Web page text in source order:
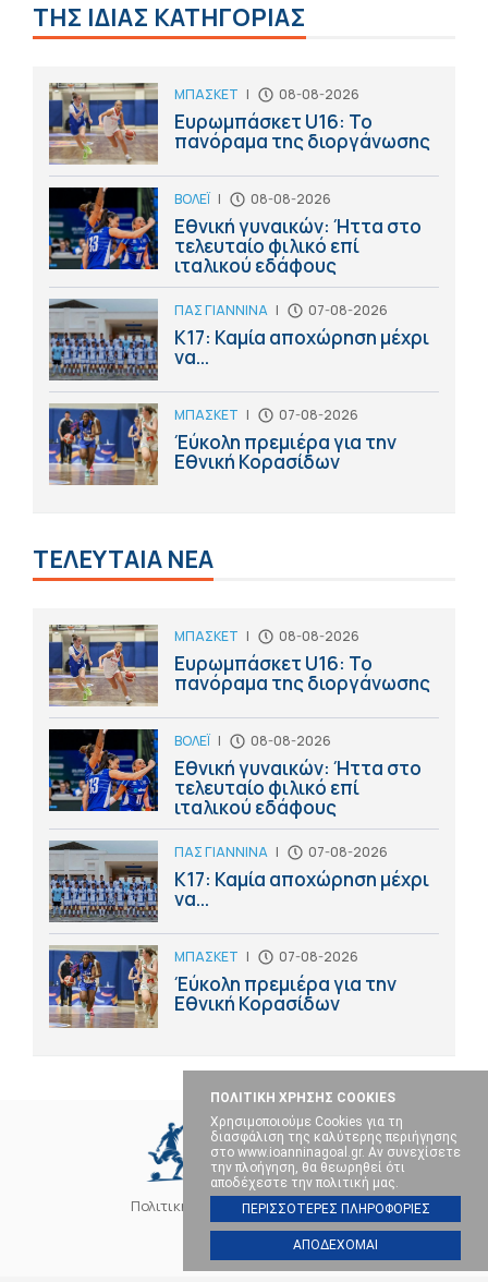
ΠΟΛΙΤΙΚΗ ΧΡΗΣΗΣ COOKIES
Χρησιμοποιούμε Cookies για τη
διασφάλιση της καλύτερης περιήγησης
στο www.ioanninagoal.gr. Αν συνεχίσετε
την πλοήγηση, θα θεωρηθεί ότι
αποδέχεστε την πολιτική μας.
ΠΕΡΙΣΣΟΤΕΡΕΣ ΠΛΗΡΟΦΟΡΙΕΣ
ΑΠΟΔΕΧΟΜΑΙ
ΤΗΣ ΙΔΙΑΣ ΚΑΤΗΓΟΡΙΑΣ
ΜΠΑΣΚΕΤ | 08-08-2026
Ευρωμπάσκετ U16: Το
πανόραμα της διοργάνωσης
ΒΟΛΕΪ | 08-08-2026
Εθνική γυναικών: Ήττα στο
τελευταίο φιλικό επί
ιταλικού εδάφους
ΠΑΣ ΓΙΑΝΝΙΝΑ | 07-08-2026
Κ17: Καμία αποχώρηση μέχρι
να...
ΜΠΑΣΚΕΤ | 07-08-2026
Έύκολη πρεμιέρα για την
Εθνική Κορασίδων
ΤΕΛΕΥΤΑΙΑ ΝΕΑ
ΜΠΑΣΚΕΤ | 08-08-2026
Ευρωμπάσκετ U16: Το
πανόραμα της διοργάνωσης
ΒΟΛΕΪ | 08-08-2026
Εθνική γυναικών: Ήττα στο
τελευταίο φιλικό επί
ιταλικού εδάφους
ΠΑΣ ΓΙΑΝΝΙΝΑ | 07-08-2026
Κ17: Καμία αποχώρηση μέχρι
να...
ΜΠΑΣΚΕΤ | 07-08-2026
Έύκολη πρεμιέρα για την
Εθνική Κορασίδων
Πολιτική Cookies Επικοινωνία
SOCIAL MEDIA